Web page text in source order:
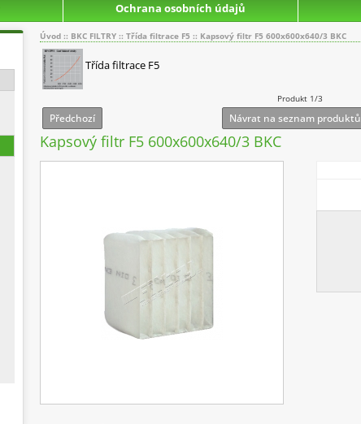
Ochrana osobních údajů
Úvod :: BKC FILTRY :: Třída filtrace F5 :: Kapsový filtr F5 600x600x640/3 BKC
Třída filtrace F5
Produkt 1/3
Předchozí Návrat na seznam produktů
Kapsový filtr F5 600x600x640/3 BKC